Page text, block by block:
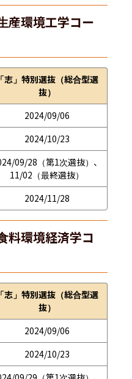
産環境工学コー
「志」特別選抜（総合型選
抜）
2024/09/06
2024/10/23
09/28（第1次選抜）、
11/02（最終選抜）
2024/11/28
料環境経済学コ
「志」特別選抜（総合型選
抜）
2024/09/06
2024/10/23